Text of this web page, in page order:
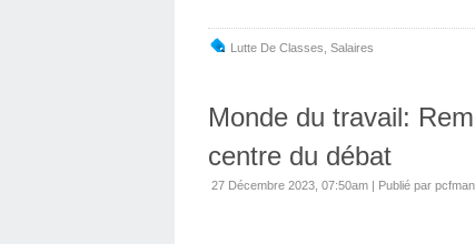
Lutte De Classes Salaires
Monde du travail:
centre du débat
27 Décembre 2023, 07:50am | Publié par